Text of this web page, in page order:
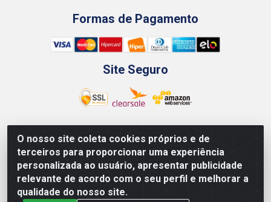
O nosso site coleta cookies próprios e de
terceiros para proporcionar uma experiência
personalizada ao usuário, apresentar publicidade
relevante de acordo com o seu perfil e melhorar a
qualidade do nosso site.
Formas de Pagamento
Site Seguro
Renascer Distribuidora - Rua São Miguel, 1845 -
Afogados - Recife / PE - CEP 50850-000 - CNPJ
07.264.693/0001-79